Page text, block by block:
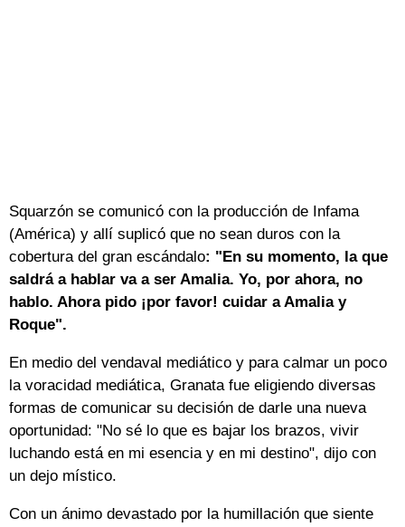
Squarzón se comunicó con la producción de Infama
(América) y allí suplicó que no sean duros con la
cobertura del gran escándalo: "En su momento, la que
saldrá a hablar va a ser Amalia. Yo, por ahora, no
hablo. Ahora pido ¡por favor! cuidar a Amalia y
Roque".
En medio del vendaval mediático y para calmar un poco
la voracidad mediática, Granata fue eligiendo diversas
formas de comunicar su decisión de darle una nueva
oportunidad: "No sé lo que es bajar los brazos, vivir
luchando está en mi esencia y en mi destino", dijo con
un dejo místico.
Con un ánimo devastado por la humillación que siente